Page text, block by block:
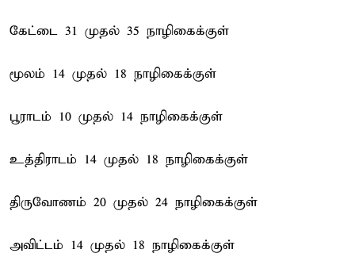
கேட்டை 31 முதல் 35 நாழிகைக்குள்
மூலம் 14 முதல் 18 நாழிகைக்குள்
பூராடம் 10 முதல் 14 நாழிகைக்குள்
உத்திராடம் 14 முதல் 18 நாழிகைக்குள்
திருவோணம் 20 முதல் 24 நாழிகைக்குள்
அவிட்டம் 14 முதல் 18 நாழிகைக்குள்